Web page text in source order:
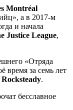
Montréal
а в 2017-м
и начала
Justice League,
«Отряда
время за семь лет
Rocksteady.
бесславное